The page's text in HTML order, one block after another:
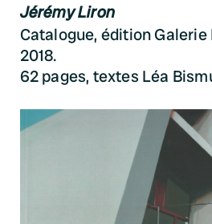
Jérémy Liron
Catalogue, édition Galerie
2018.
62 pages, textes Léa